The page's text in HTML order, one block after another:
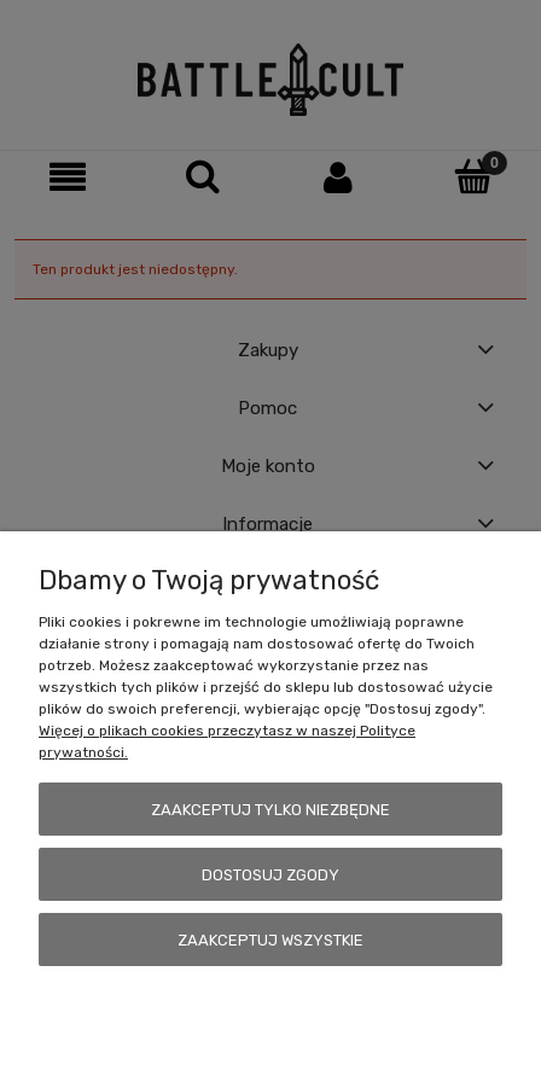
Ten produkt jest niedostępny.
Zakupy
Pomoc
Moje konto
Informacje
Battlecult | ul. Benedykta Dybowskiego 45/7, 41-208 Sosnowiec, woj.
śląskie | Email:kontakt@battlecult.plTel.: 669966242 | NIP:
6443563610 REGON: 520502331
POKAŻ PEŁNĄ WERSJĘ STRONY
Dbamy o Twoją prywatność
Pliki cookies i pokrewne im technologie umożliwiają poprawne
działanie strony i pomagają nam dostosować ofertę do Twoich
potrzeb. Możesz zaakceptować wykorzystanie przez nas
wszystkich tych plików i przejść do sklepu lub dostosować użycie
plików do swoich preferencji, wybierając opcję "Dostosuj zgody".
Więcej o plikach cookies przeczytasz w naszej Polityce
prywatności.
ZAAKCEPTUJ TYLKO NIEZBĘDNE
DOSTOSUJ ZGODY
ZAAKCEPTUJ WSZYSTKIE